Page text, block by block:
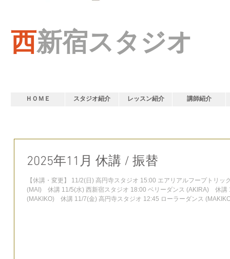
西新宿スタジオ
ＨＯＭＥ スタジオ紹介 レッスン紹介 講師紹介
2025年11月 休講 / 振替
【休講・変更】 11/2(日) 高円寺スタジオ 15:00 エアリアルフープトリック(MAI) 休講 16:10 エアリアルフープコレオ
(MAI) 休講 11/5(水) 西新宿スタジオ 18:00 ベリーダンス (AKIRA) 休講 11/6(木) 西新宿スタジオ 13:00 ローラーダンス
(MAKIKO) 休講 11/7(金) 高円寺スタジオ 12:45 ローラーダンス (MAKIKO) 休講 14:00 ローラーポール (MAKIKO) 休講